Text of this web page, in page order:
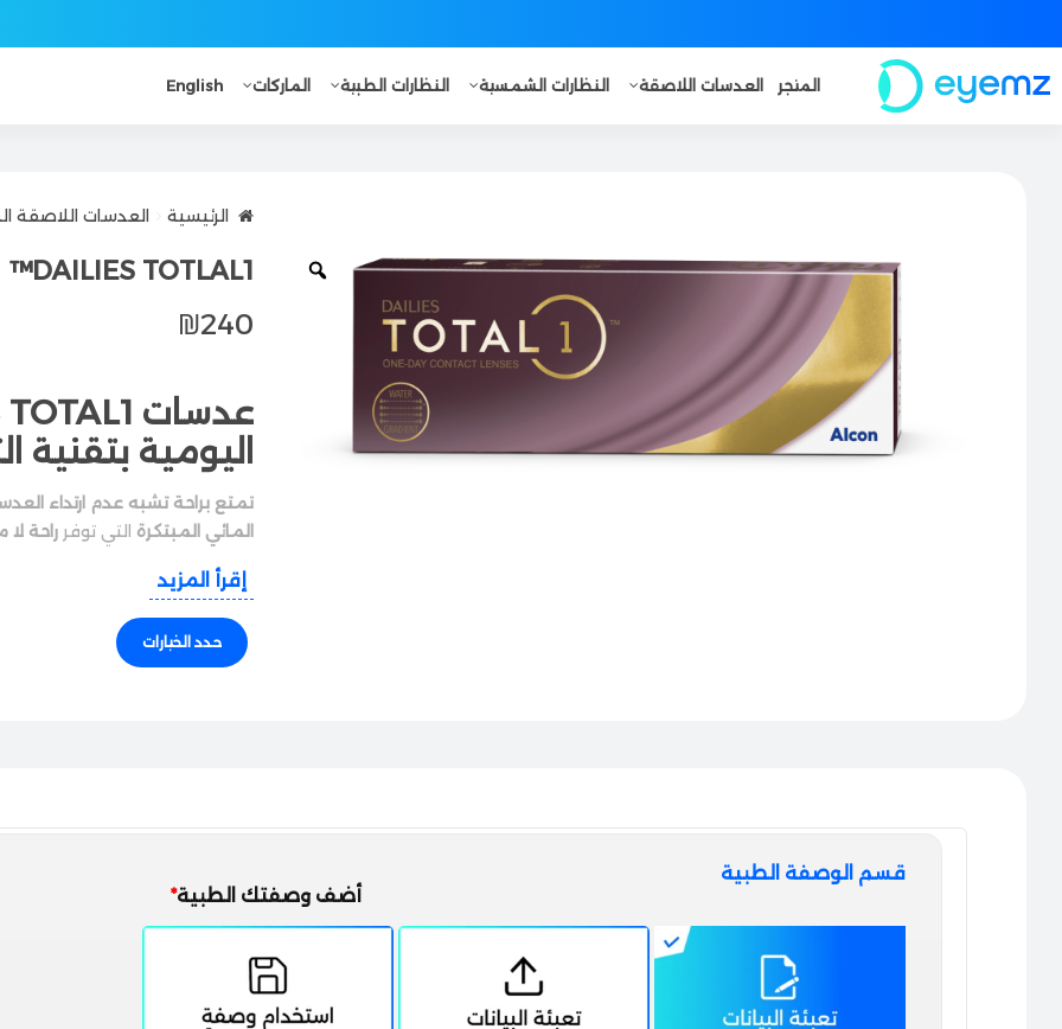
المتجر العدسات اللاصقة النظارات الشمسية النظارات الطبية الماركات English
الرئيسية العدسات اللاصقة
DAILIES TOTLAL1™
₪240
اليومية بتقنية
تمتع براحة تشبه عدم ارتداء
المائي المبتكرة التي توفر راحة لا
المميزات الرئيسية:
ديلفيلكون أ (تقنية
الاستبدال:يومي
تقنيات مبتكرة:
✔
✔
✔تصميم حواف دقيق
إقرأ المزيد
حدد الخيارات
قسم الوصفة الطبية
أضف وصفتك الطبية*